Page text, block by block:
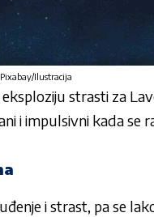
Ilustracija
strasti za
i impulsivni kada se
i strast, pa se